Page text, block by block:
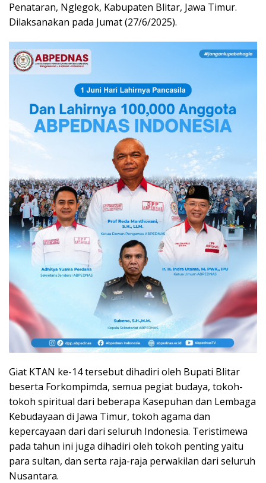
Penataran, Nglegok, Kabupaten Blitar, Jawa Timur.
Dilaksanakan pada Jumat (27/6/2025).
Giat KTAN ke-14 tersebut dihadiri oleh Bupati Blitar
beserta Forkompimda, semua pegiat budaya, tokoh-
tokoh spiritual dari beberapa Kasepuhan dan Lembaga
Kebudayaan di Jawa Timur, tokoh agama dan
kepercayaan dari dari seluruh Indonesia. Teristimewa
pada tahun ini juga dihadiri oleh tokoh penting yaitu
para sultan, dan serta raja-raja perwakilan dari seluruh
Nusantara.